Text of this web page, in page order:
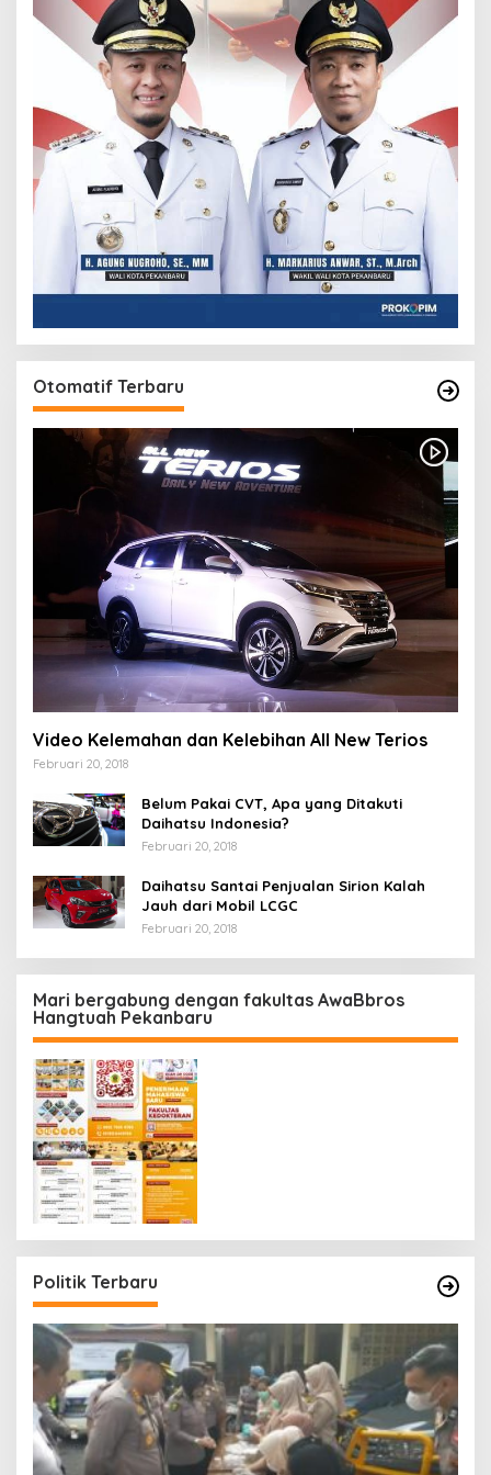
Otomatif Terbaru
Video Kelemahan dan Kelebihan All New Terios
Februari 20, 2018
Belum Pakai CVT, Apa yang Ditakuti
Daihatsu Indonesia?
Februari 20, 2018
Daihatsu Santai Penjualan Sirion Kalah
Jauh dari Mobil LCGC
Februari 20, 2018
Mari bergabung dengan fakultas AwaBbros
Hangtuah Pekanbaru
Politik Terbaru